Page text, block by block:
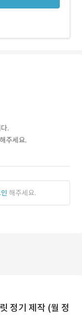
.
주세요.
해주세요.
정기 제작 (월 정